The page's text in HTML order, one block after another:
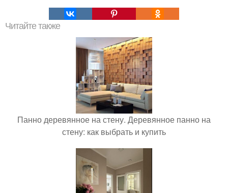
Читайте также
Панно деревянное на стену. Деревянное панно на
стену: как выбрать и купить